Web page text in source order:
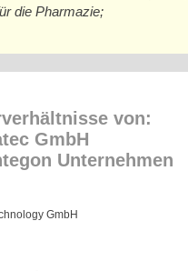
die Pharmazie;
von:
GmbH
Unternehmen
GmbH